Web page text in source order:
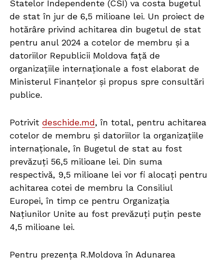
Statelor Independente (CSI) va costa bugetul
de stat în jur de 6,5 milioane lei. Un proiect de
hotărâre privind achitarea din bugetul de stat
pentru anul 2024 a cotelor de membru şi a
datoriilor Republicii Moldova față de
organizațiile internaționale a fost elaborat de
Ministerul Finanțelor și propus spre consultări
publice.
Potrivit deschide.md, în total, pentru achitarea
cotelor de membru și datoriilor la organizațiile
internaționale, în Bugetul de stat au fost
prevăzuți 56,5 milioane lei. Din suma
respectivă, 9,5 milioane lei vor fi alocați pentru
achitarea cotei de membru la Consiliul
Europei, în timp ce pentru Organizația
Națiunilor Unite au fost prevăzuți puțin peste
4,5 milioane lei.
Pentru prezența R.Moldova în Adunarea